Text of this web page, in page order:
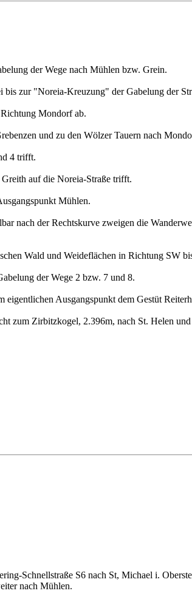
der Wege nach Mühlen bzw. Grein.
bis zur "Noreia-Kreuzung" der Gabelung der
Mondorf ab.
und zu den Wölzer Tauern nach
4 trifft.
auf die Noreia-Straße trifft.
Mühlen.
nach der Rechtskurve zweigen die
Wald und Weideflächen in Richtung SW
der Wege 2 bzw. 7 und 8.
eigentlichen Ausgangspunkt dem Gestüt
zum Zirbitzkogel, 2.396m, nach St. Helen
Schnellstraße S6 nach St, Michael i.
nach Mühlen.